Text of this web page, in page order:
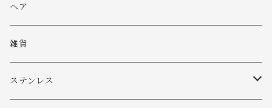
バングル
ブレスレット
ヘア
雑貨
ステンレス